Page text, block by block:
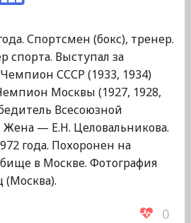
Спортсмен (бокс), тренер.
спорта. Выступал за
СССР (1933, 1934)
Москвы (1927, 1928,
Всесоюзной
Жена — Е.Н. Целовальникова.
года. Похоронен на
в Москве. Фотография
0